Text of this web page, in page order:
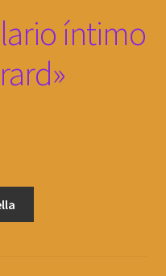
íntimo